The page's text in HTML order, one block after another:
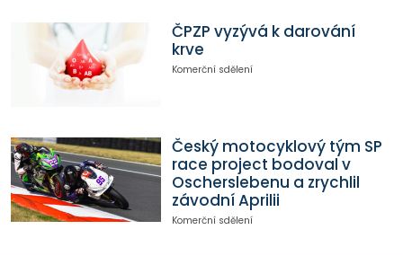
ČPZP vyzývá k darování
krve
Komerční sdělení
Český motocyklový tým SP
race project bodoval v
Oscherslebenu a zrychlil
závodní Aprilii
Komerční sdělení